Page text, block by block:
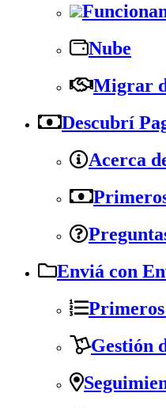
Nube
Migrar
Descubrí
Acerca
Enviá con
Primeros
Gestión